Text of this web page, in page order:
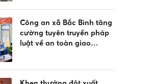
Công an xã Bắc Bình tăng
cường tuyên truyền pháp
luật về an toàn giao